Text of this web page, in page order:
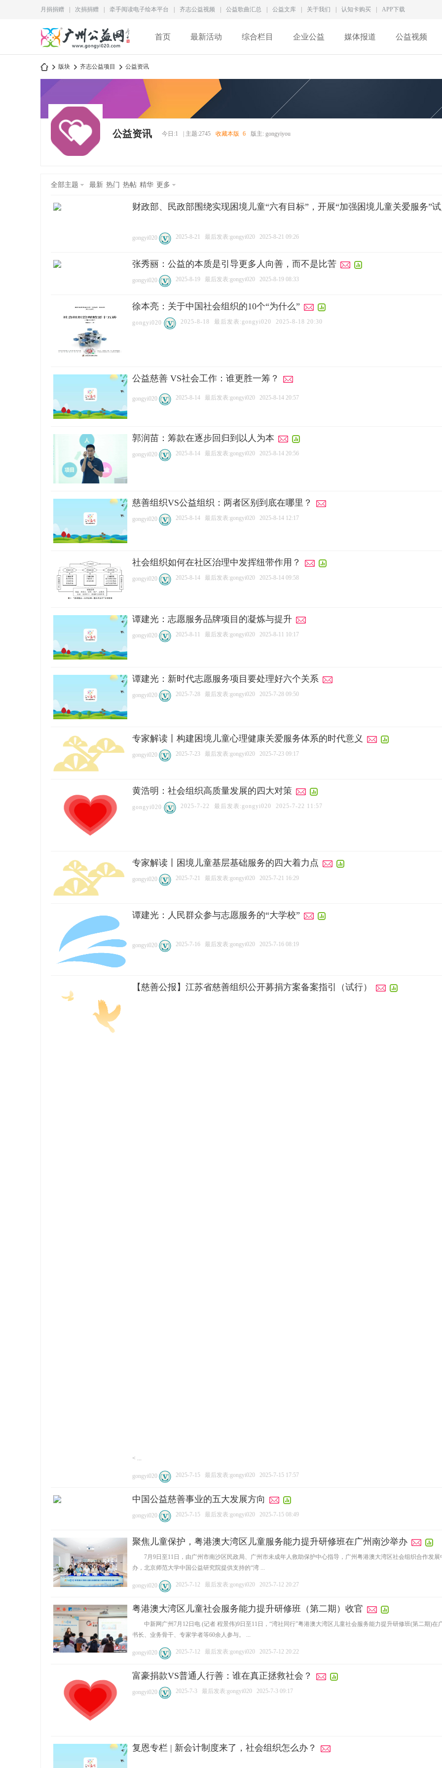
月捐捐赠 次捐捐赠 牵手阅读电子绘本平台 齐志公益视频 公益歌曲汇总 公益文库 关于我们 认知卡购买 APP下载
首页 最新活动 综合栏目 企业公益 媒体报道 公益视频
版块 齐志公益项目 公益资讯
公益资讯 今日:1 主题:2745 收藏本版 6 版主: gongyiyou
全部主题 最新 热门 热帖 精华 更多
财政部、民政部围绕实现困境儿童“六有目标”，开展“加强困境儿童关爱服务”试
gongyi020 2025-8-21 最后发表:gongyi020 2025-8-21 09:26
张秀丽：公益的本质是引导更多人向善，而不是比苦
gongyi020 2025-8-19 最后发表:gongyi020 2025-8-19 08:33
徐本亮：关于中国社会组织的10个“为什么”
gongyi020 2025-8-18 最后发表:gongyi020 2025-8-18 20:30
公益慈善 VS社会工作：谁更胜一筹？
gongyi020 2025-8-14 最后发表:gongyi020 2025-8-14 20:57
郭润苗：筹款在逐步回归到以人为本
gongyi020 2025-8-14 最后发表:gongyi020 2025-8-14 20:56
慈善组织VS公益组织：两者区别到底在哪里？
gongyi020 2025-8-14 最后发表:gongyi020 2025-8-14 12:17
社会组织如何在社区治理中发挥纽带作用？
gongyi020 2025-8-14 最后发表:gongyi020 2025-8-14 09:58
谭建光：志愿服务品牌项目的凝炼与提升
gongyi020 2025-8-11 最后发表:gongyi020 2025-8-11 10:17
谭建光：新时代志愿服务项目要处理好六个关系
gongyi020 2025-7-28 最后发表:gongyi020 2025-7-28 09:50
专家解读丨构建困境儿童心理健康关爱服务体系的时代意义
gongyi020 2025-7-23 最后发表:gongyi020 2025-7-23 09:17
黄浩明：社会组织高质量发展的四大对策
gongyi020 2025-7-22 最后发表:gongyi020 2025-7-22 11:57
专家解读丨困境儿童基层基础服务的四大着力点
gongyi020 2025-7-21 最后发表:gongyi020 2025-7-21 16:29
谭建光：人民群众参与志愿服务的“大学校”
gongyi020 2025-7-16 最后发表:gongyi020 2025-7-16 08:19
【慈善公报】江苏省慈善组织公开募捐方案备案指引（试行）
< ...
gongyi020 2025-7-15 最后发表:gongyi020 2025-7-15 17:57
中国公益慈善事业的五大发展方向
gongyi020 2025-7-15 最后发表:gongyi020 2025-7-15 08:49
聚焦儿童保护，粤港澳大湾区儿童服务能力提升研修班在广州南沙举办
7月9日至11日，由广州市南沙区民政局、广州市未成年人救助保护中心指导，广州粤港澳大湾区社会组织合作发
办，北京师范大学中国公益研究院提供支持的“湾 ...
gongyi020 2025-7-12 最后发表:gongyi020 2025-7-12 20:27
粤港澳大湾区儿童社会服务能力提升研修班（第二期）收官
中新网广州7月12日电 (记者 程景伟)9日至11日，“湾社同行”粤港澳大湾区儿童社会服务能力提升研修班(第二期)在
书长、业务骨干、专家学者等60余人参与。 ...
gongyi020 2025-7-12 最后发表:gongyi020 2025-7-12 20:22
富豪捐款VS普通人行善：谁在真正拯救社会？
gongyi020 2025-7-3 最后发表:gongyi020 2025-7-3 09:17
复恩专栏 | 新会计制度来了，社会组织怎么办？